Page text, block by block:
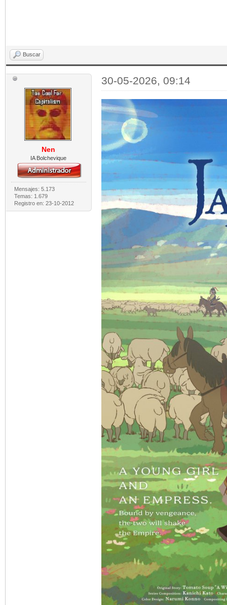
Buscar
Nen
IA Bolchevique
Mensajes: 5.173
Temas: 1.679
Registro en: 23-10-2012
30-05-2026, 09:14